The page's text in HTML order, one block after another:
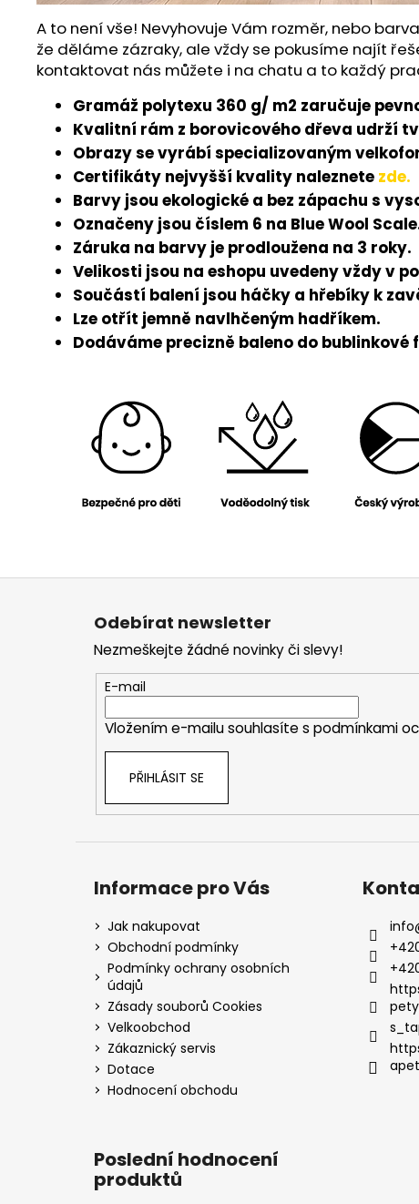
A to není vše! Nevyhovuje Vám rozměr, nebo
že děláme zázraky, ale vždy se pokusíme najít
kontaktovat nás můžete i na chatu a to každý
Gramáž polytexu 360 g/ m2 zaručuje
Kvalitní rám z borovicového dřeva udrží
Obrazy se vyrábí specializovaným
Certifikáty nejvyšší kvality naleznete zde.
Barvy jsou ekologické a bez zápachu s
Označeny jsou číslem 6 na Blue Wool
Záruka na barvy je prodloužena na 3 roky.
Velikosti jsou na eshopu uvedeny vždy v
Součástí balení jsou háčky a hřebíky k
Lze otřít jemně navlhčeným hadříkem.
Dodáváme precizně baleno do
Odebírat newsletter
Nezmeškejte žádné novinky či slevy!
E-mail
Vložením e-mailu souhlasíte s podmínkami
PŘIHLÁSIT SE
Informace pro Vás
Jak nakupovat
Obchodní podmínky
Podmínky ochrany osobních
údajů
Zásady souborů Cookies
Velkoobchod
Zákaznický servis
Dotace
Hodnocení obchodu
info
Poslední hodnocení
produktů